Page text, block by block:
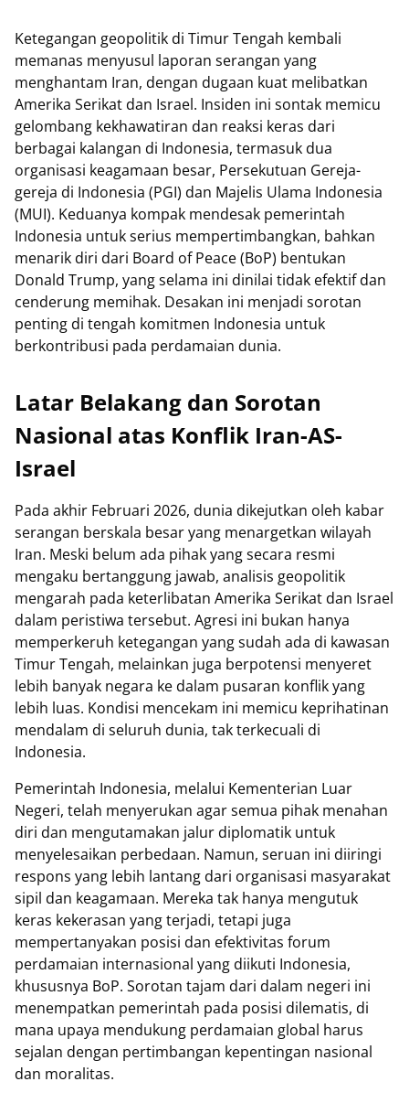
Ketegangan geopolitik di Timur Tengah kembali
memanas menyusul laporan serangan yang
menghantam Iran, dengan dugaan kuat melibatkan
Amerika Serikat dan Israel. Insiden ini sontak memicu
gelombang kekhawatiran dan reaksi keras dari
berbagai kalangan di Indonesia, termasuk dua
organisasi keagamaan besar, Persekutuan Gereja-
gereja di Indonesia (PGI) dan Majelis Ulama Indonesia
(MUI). Keduanya kompak mendesak pemerintah
Indonesia untuk serius mempertimbangkan, bahkan
menarik diri dari Board of Peace (BoP) bentukan
Donald Trump, yang selama ini dinilai tidak efektif dan
cenderung memihak. Desakan ini menjadi sorotan
penting di tengah komitmen Indonesia untuk
berkontribusi pada perdamaian dunia.
Latar Belakang dan Sorotan
Nasional atas Konflik Iran-AS-
Israel
Pada akhir Februari 2026, dunia dikejutkan oleh kabar
serangan berskala besar yang menargetkan wilayah
Iran. Meski belum ada pihak yang secara resmi
mengaku bertanggung jawab, analisis geopolitik
mengarah pada keterlibatan Amerika Serikat dan Israel
dalam peristiwa tersebut. Agresi ini bukan hanya
memperkeruh ketegangan yang sudah ada di kawasan
Timur Tengah, melainkan juga berpotensi menyeret
lebih banyak negara ke dalam pusaran konflik yang
lebih luas. Kondisi mencekam ini memicu keprihatinan
mendalam di seluruh dunia, tak terkecuali di
Indonesia.
Pemerintah Indonesia, melalui Kementerian Luar
Negeri, telah menyerukan agar semua pihak menahan
diri dan mengutamakan jalur diplomatik untuk
menyelesaikan perbedaan. Namun, seruan ini diiringi
respons yang lebih lantang dari organisasi masyarakat
sipil dan keagamaan. Mereka tak hanya mengutuk
keras kekerasan yang terjadi, tetapi juga
mempertanyakan posisi dan efektivitas forum
perdamaian internasional yang diikuti Indonesia,
khususnya BoP. Sorotan tajam dari dalam negeri ini
menempatkan pemerintah pada posisi dilematis, di
mana upaya mendukung perdamaian global harus
sejalan dengan pertimbangan kepentingan nasional
dan moralitas.